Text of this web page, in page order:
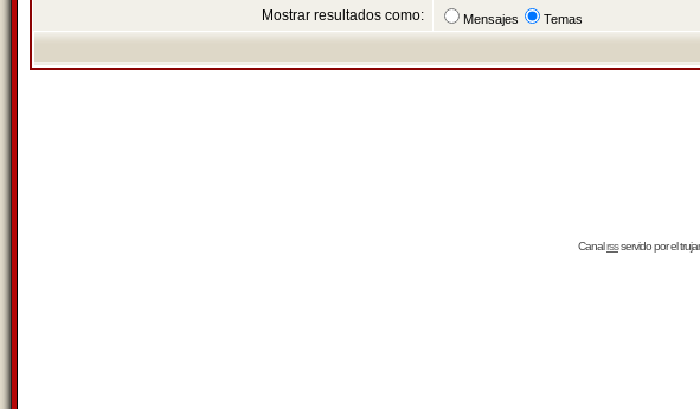
Mostrar resultados como: Mensajes Temas
Canalrssservido por el